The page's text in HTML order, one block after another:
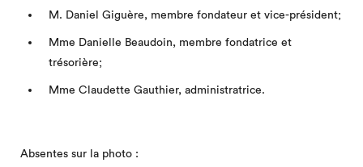
M. Daniel Giguère, membre fondateur et vice-président;
Mme Danielle Beaudoin, membre fondatrice et
trésorière;
Mme Claudette Gauthier, administratrice.
Absentes sur la photo :